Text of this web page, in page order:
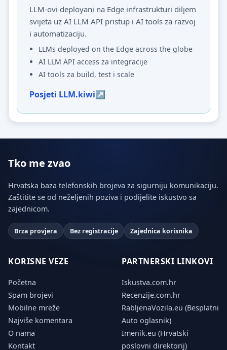
LLM-ovi deployani na Edge infrastrukturi diljem
svijeta uz AI LLM API pristup i AI tools za razvoj
i automatizaciju.
LLMs deployed on the Edge across the globe
AI LLM API access za integracije
AI tools za build, test i scale
Posjeti LLM.kiwi
Tko me zvao
Hrvatska baza telefonskih brojeva za sigurniju komunikaciju.
Zaštitite se od neželjenih poziva i podijelite iskustvo sa
zajednicom.
Brza provjera Bez registracije Zajednica korisnika
KORISNE VEZE
Početna
Spam brojevi
Mobilne mreže
Najviše komentara
O nama
Kontakt
PARTNERSKI LINKOVI
Iskustva.com.hr
Recenzije.com.hr
RabljenaVozila.eu (Besplatni
Auto oglasnik)
Imenik.eu (Hrvatski
poslovni direktorij)